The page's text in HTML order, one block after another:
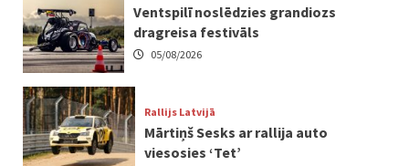
Ventspilī noslēdzies grandiozs
dragreisa festivāls
05/08/2026
Rallijs Latvijā
Mārtiņš Sesks ar rallija auto
viesosies ‘Tet’